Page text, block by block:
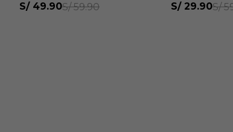
S/ 49.90S/ 59.90 S/ 29.90S/